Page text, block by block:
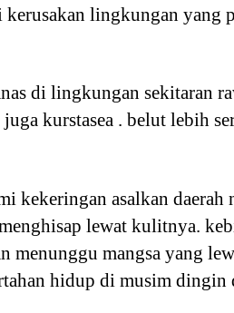
lingkungan yang
di lingkungan sekitaran
kurstasea . belut lebih
kekeringan asalkan daerah
lewat kulitnya.
menunggu mangsa yang
hidup di musim dingin